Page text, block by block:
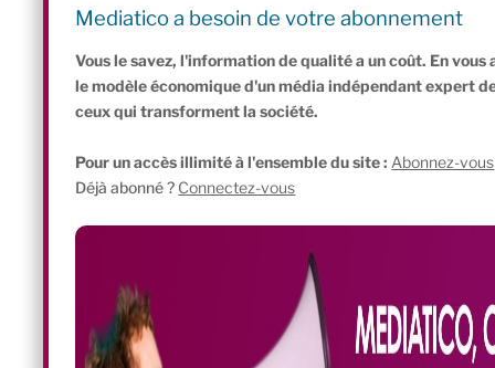
Journaliste et chroniqueuse
Voir son compte Twitter
à des bailleurs de fonds
Mediatico a besoin de votre abonnement
Vous le savez, l'information de qualité a un coût. En
le modèle économique d'un média indépendant expert
ceux qui transforment la société.
Pour un accès illimité à l'ensemble du site : Abonnez-vous
Déjà abonné ? Connectez-vous